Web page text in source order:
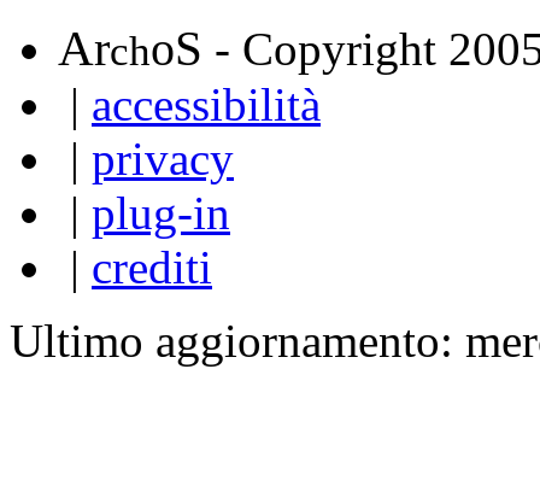
ArchoS - Copyright
| accessibilità
| privacy
| plug-in
| crediti
Ultimo aggiornamento: